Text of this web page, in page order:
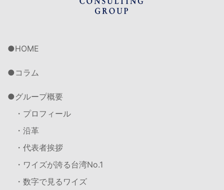
HOME
コラム
グループ概要
・プロフィール
・沿革
・代表者挨拶
・ワイズが誇る台湾No.1
・数字で見るワイズ